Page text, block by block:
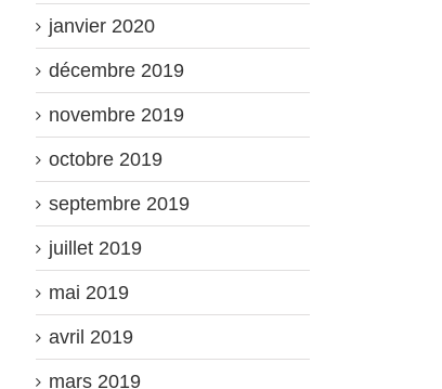
janvier 2020
décembre 2019
novembre 2019
octobre 2019
septembre 2019
juillet 2019
mai 2019
avril 2019
mars 2019